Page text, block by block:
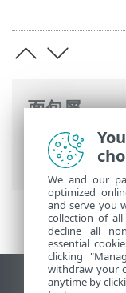
面包屑
ESET 生命周
>更改日志
查看桌面站点
We and our
optimized
and serve you
collection of all
decline all
essential
clicking
withdraw your
anytime by